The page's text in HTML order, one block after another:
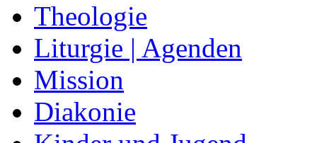
Theologie
Liturgie | Agenden
Mission
Diakonie